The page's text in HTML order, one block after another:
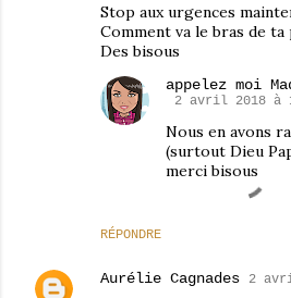
Stop aux urgences
Comment va le bras de
Des bisous
RÉPONDRE
appelez moi
2 avril 2018 à
Nous en avons
(surtout Dieu
merci bisous
Aurélie Cagnades 2